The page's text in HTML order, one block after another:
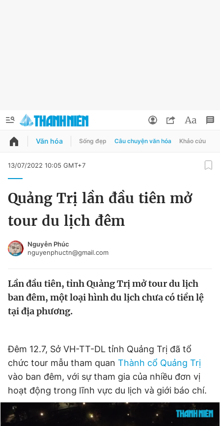
QUẢNG CÁO
Chuyên mục
Chào ngày mới
Tin thị trường Tin 360
Video
Sản phẩm khác
Tiện ích Bạn cần biết
Thông tin tòa soạn Liên hệ quảng cáo
Đổi mật khẩu
Tin đã lưu
Tin đã xem
Văn hóa Sống đẹp Câu chuyện văn hóa Khảo cứu
13/07/2022 10:05 GMT+7
Quảng Trị lần đầu tiên mở
tour du lịch đêm
Nguyễn Phúc
nguyenphuctn@gmail.com
Lần đầu tiên, tỉnh Quảng Trị mở tour du lịch
ban đêm, một loại hình du lịch chưa có tiền lệ
tại địa phương.
Đêm 12.7, Sở VH-TT-DL tỉnh Quảng Trị đã tổ
chức tour mẫu tham quan Thành cổ Quảng Trị
vào ban đêm, với sự tham gia của nhiều đơn vị
hoạt động trong lĩnh vực du lịch và giới báo chí.